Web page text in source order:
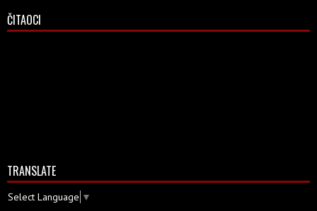
ČITAOCI
TRANSLATE
Select Language ▼